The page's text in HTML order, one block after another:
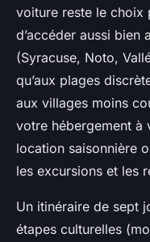
voiture reste le choix
d’accéder aussi bien
(Syracuse, Noto,
qu’aux plages
aux villages moins
votre hébergement à
location saisonnière
les excursions et les
Un itinéraire de sept
étapes culturelles